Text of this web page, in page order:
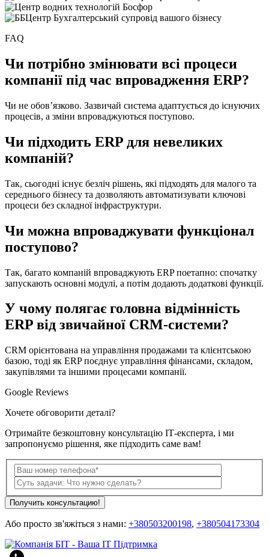
FAQ
Чи потрібно змінювати всі процеси
компанії під час впровадження ERP?
Чи не обов’язково. Зазвичай система адаптується до існуючих
процесів, а зміни впроваджуються поступово.
Чи підходить ERP для невеликих
компаній?
Так, сьогодні існує безліч рішень, які підходять для малого та
середнього бізнесу та дозволяють автоматизувати ключові
процеси без складної інфраструктури.
Чи можна впроваджувати функціонал
поступово?
Так, багато компаній впроваджують ERP поетапно: спочатку
запускають основні модулі, а потім додають додаткові функції.
У чому полягає головна відмінність
ERP від звичайної CRM-системи?
CRM орієнтована на управління продажами та клієнтською
базою, тоді як ERP поєднує управління фінансами, складом,
закупівлями та іншими процесами компанії.
Google Reviews
Хочете обговорити деталі?
Отримайте безкоштовну консультацію ІТ-експерта, і ми
запропонуємо рішення, яке підходить саме вам!
Получить консультацию!
Або просто зв'яжіться з нами: +380503200198, +380504173304